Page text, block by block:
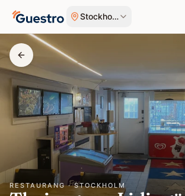
Stockholm
RESTAURANG · STOCKHOLM